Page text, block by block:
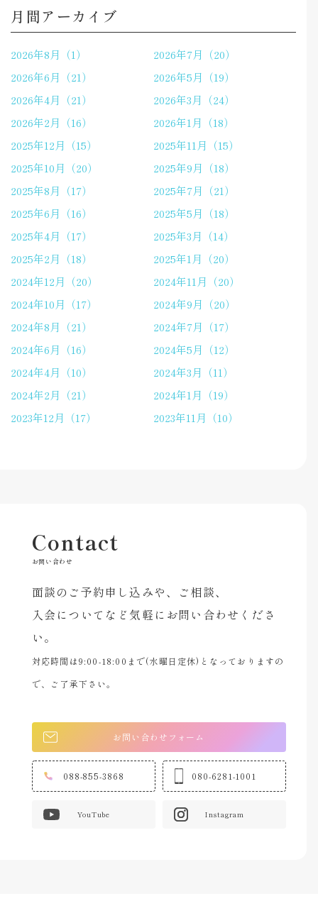
月間アーカイブ
2026年8月（1）
2026年7月（20）
2026年6月（21）
2026年5月（19）
2026年4月（21）
2026年3月（24）
2026年2月（16）
2026年1月（18）
2025年12月（15）
2025年11月（15）
2025年10月（20）
2025年9月（18）
2025年8月（17）
2025年7月（21）
2025年6月（16）
2025年5月（18）
2025年4月（17）
2025年3月（14）
2025年2月（18）
2025年1月（20）
2024年12月（20）
2024年11月（20）
2024年10月（17）
2024年9月（20）
2024年8月（21）
2024年7月（17）
2024年6月（16）
2024年5月（12）
2024年4月（10）
2024年3月（11）
2024年2月（21）
2024年1月（19）
2023年12月（17）
2023年11月（10）
Contact
お問い合わせ
面談のご予約申し込みや、ご相談、
入会についてなど気軽にお問い合わせくださ
い。
対応時間は9:00-18:00まで(水曜日定休)となっておりますの
で、ご了承下さい。
お問い合わせフォーム
088-855-3868 080-6281-1001
YouTube Instagram